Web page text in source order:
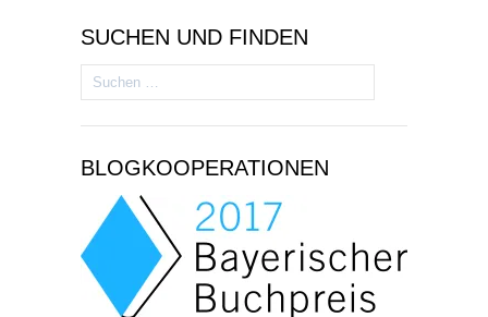
SUCHEN UND FINDEN
Suchen
nach:
BLOGKOOPERATIONEN